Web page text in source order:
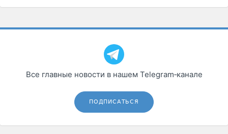
Все главные новости в нашем Telegram‑канале
ПОДПИСАТЬСЯ